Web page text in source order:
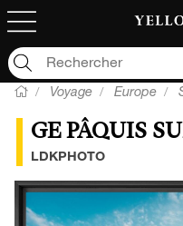
Voyage Europe
GE PÂQUIS
LDKPHOTO